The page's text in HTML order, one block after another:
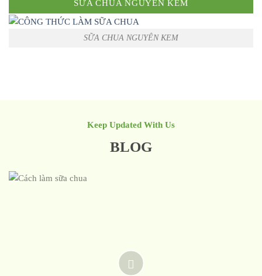
SỮA CHUA NGUYÊN KEM
SỮA CHUA NGUYÊN KEM
Keep Updated With Us
BLOG